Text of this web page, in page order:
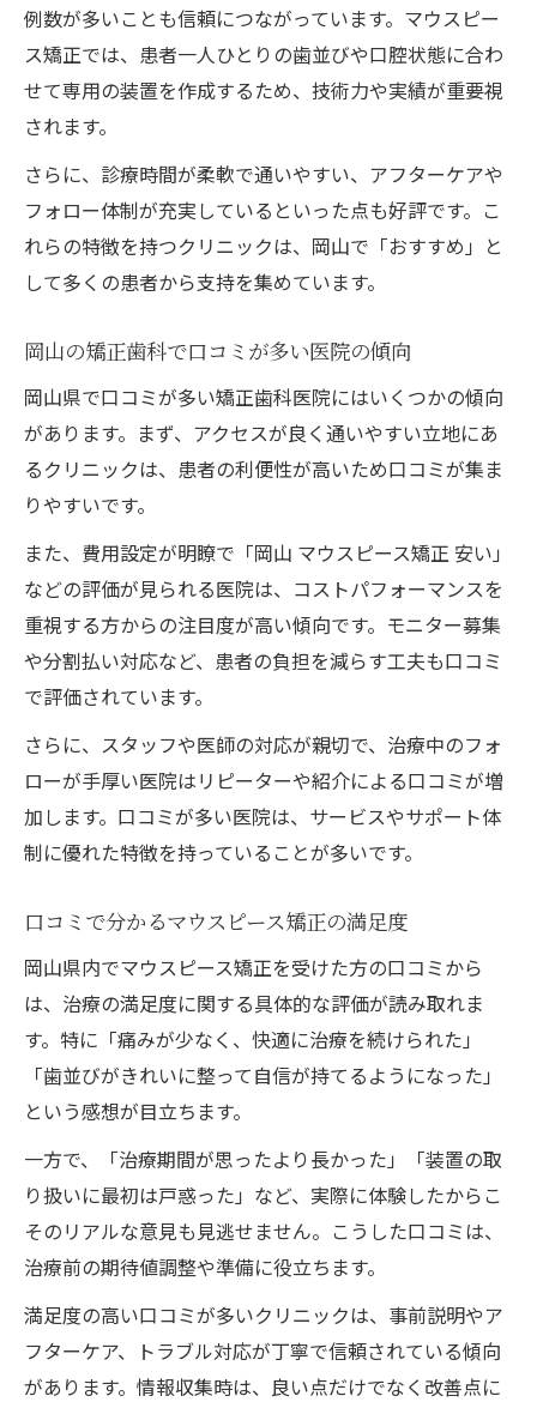
例数が多いことも信頼につながっています。マウスピー
ス矯正では、患者一人ひとりの歯並びや口腔状態に合わ
せて専用の装置を作成するため、技術力や実績が重要視
されます。
さらに、診療時間が柔軟で通いやすい、アフターケアや
フォロー体制が充実しているといった点も好評です。こ
れらの特徴を持つクリニックは、岡山で「おすすめ」と
して多くの患者から支持を集めています。
岡山の矯正歯科で口コミが多い医院の傾向
岡山県で口コミが多い矯正歯科医院にはいくつかの傾向
があります。まず、アクセスが良く通いやすい立地にあ
るクリニックは、患者の利便性が高いため口コミが集ま
りやすいです。
また、費用設定が明瞭で「岡山 マウスピース矯正 安い」
などの評価が見られる医院は、コストパフォーマンスを
重視する方からの注目度が高い傾向です。モニター募集
や分割払い対応など、患者の負担を減らす工夫も口コミ
で評価されています。
さらに、スタッフや医師の対応が親切で、治療中のフォ
ローが手厚い医院はリピーターや紹介による口コミが増
加します。口コミが多い医院は、サービスやサポート体
制に優れた特徴を持っていることが多いです。
口コミで分かるマウスピース矯正の満足度
岡山県内でマウスピース矯正を受けた方の口コミから
は、治療の満足度に関する具体的な評価が読み取れま
す。特に「痛みが少なく、快適に治療を続けられた」
「歯並びがきれいに整って自信が持てるようになった」
という感想が目立ちます。
一方で、「治療期間が思ったより長かった」「装置の取
り扱いに最初は戸惑った」など、実際に体験したからこ
そのリアルな意見も見逃せません。こうした口コミは、
治療前の期待値調整や準備に役立ちます。
満足度の高い口コミが多いクリニックは、事前説明やア
フターケア、トラブル対応が丁寧で信頼されている傾向
があります。情報収集時は、良い点だけでなく改善点に